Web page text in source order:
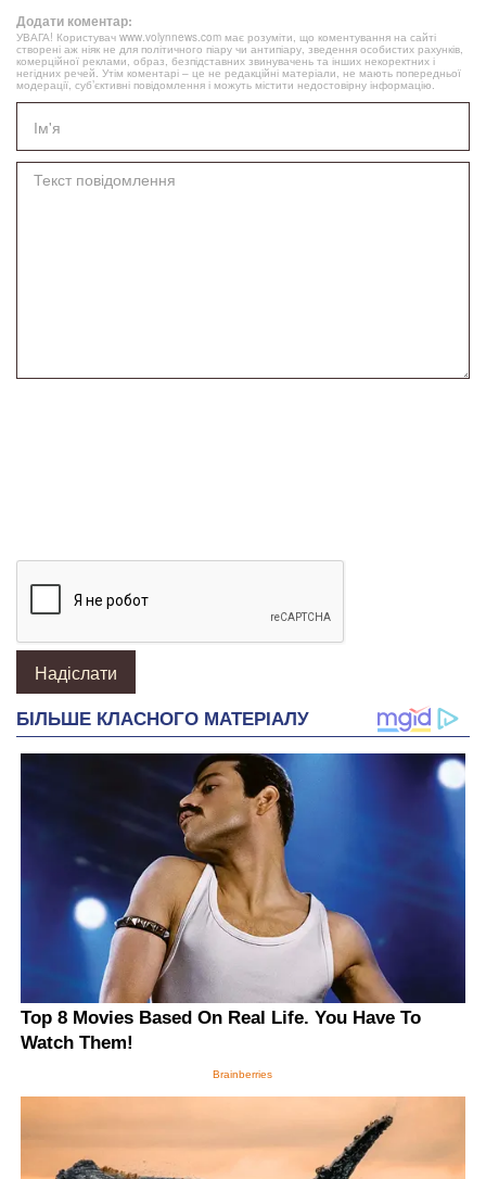
Додати коментар:
УВАГА! Користувач www.volynnews.com має розуміти, що коментування на сайті
створені аж ніяк не для політичного піару чи антипіару, зведення особистих рахунків,
комерційної реклами, образ, безпідставних звинувачень та інших некоректних і
негідних речей. Утім коментарі – це не редакційні матеріали, не мають попередньої
модерації, суб’єктивні повідомлення і можуть містити недостовірну інформацію.